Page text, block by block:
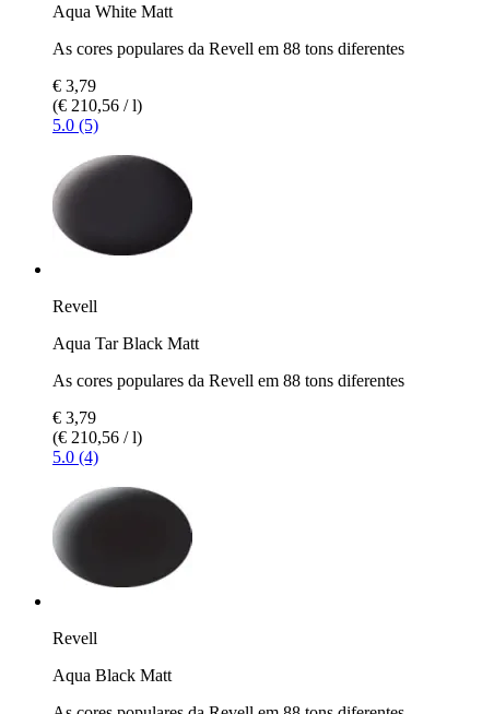
Aqua White Matt
As cores populares da Revell em 88 tons diferentes
€ 3,79
(€ 210,56 / l)
5.0 (5)
Revell
Aqua Tar Black Matt
As cores populares da Revell em 88 tons diferentes
€ 3,79
(€ 210,56 / l)
5.0 (4)
Revell
Aqua Black Matt